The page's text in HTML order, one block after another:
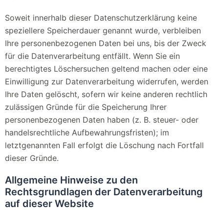
Soweit innerhalb dieser Datenschutzerklärung keine
speziellere Speicherdauer genannt wurde, verbleiben
Ihre personenbezogenen Daten bei uns, bis der Zweck
für die Datenverarbeitung entfällt. Wenn Sie ein
berechtigtes Löschersuchen geltend machen oder eine
Einwilligung zur Datenverarbeitung widerrufen, werden
Ihre Daten gelöscht, sofern wir keine anderen rechtlich
zulässigen Gründe für die Speicherung Ihrer
personenbezogenen Daten haben (z. B. steuer- oder
handelsrechtliche Aufbewahrungsfristen); im
letztgenannten Fall erfolgt die Löschung nach Fortfall
dieser Gründe.
Allgemeine Hinweise zu den
Rechtsgrundlagen der Datenverarbeitung
auf dieser Website